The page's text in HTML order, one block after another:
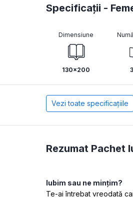
Specificații -
Dimensiune
130x200
Vezi toate specificațiile
Rezumat Pachet
Iubim sau ne mințim?
Te-ai întrebat vreodată